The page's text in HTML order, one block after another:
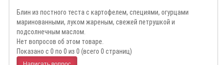
Блин из постного теста с картофелем, специями, огурцами
маринованными, луком жареным, свежей петрушкой и
подсолнечным маслом.
Нет вопросов об этом товаре.
Показано с 0 по 0 из 0 (всего 0 страниц)